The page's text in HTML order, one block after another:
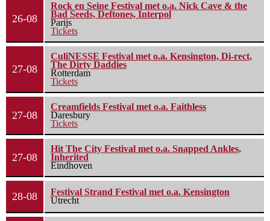
26-08
Rock en Seine Festival met o.a. Nick Cave & the
Bad Seeds, Deftones, Interpol
Parijs
Tickets
27-08
CuliNESSE Festival met o.a. Kensington, Di-rect,
The Dirty Daddies
Rotterdam
Tickets
27-08
Creamfields Festival met o.a. Faithless
Daresbury
Tickets
27-08
Hit The City Festival met o.a. Snapped Ankles,
Inherited
Eindhoven
28-08
Festival Strand Festival met o.a. Kensington
Utrecht